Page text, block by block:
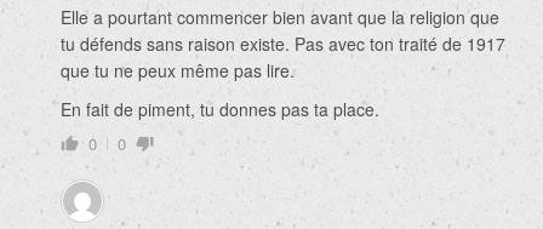
Elle a pourtant commencer bien avant que la religion que
tu défends sans raison existe. Pas avec ton traité de 1917
que tu ne peux même pas lire.
En fait de piment, tu donnes pas ta place.
0 0